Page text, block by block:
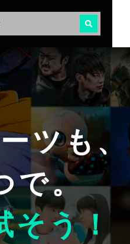
ツも、
で。
そう！